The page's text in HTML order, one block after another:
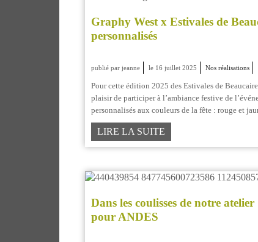
Graphy West x Estivales de
personnalisés
publié par jeanne le 16 juillet 2025 Nos réalisations
Pour cette édition 2025 des Estivales de
plaisir de participer à l’ambiance festive de
personnalisés aux couleurs de la fête : rouge et
LIRE LA SUITE
Dans les coulisses de notre
pour ANDES